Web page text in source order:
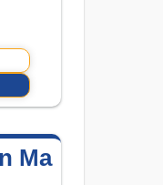
Ma